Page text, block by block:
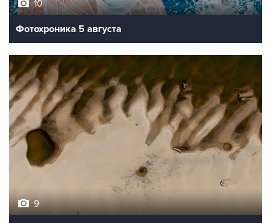
10
Фотохроника 5 августа
9